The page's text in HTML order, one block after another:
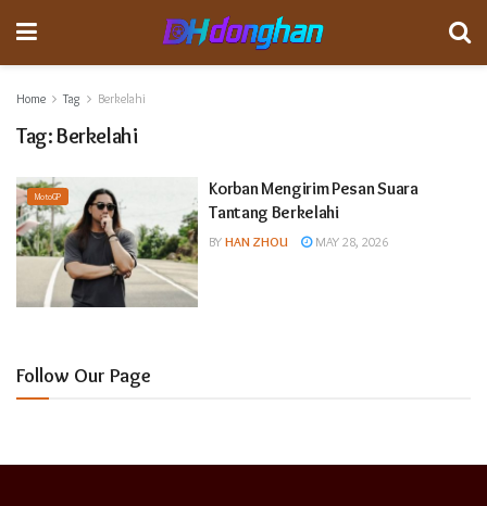
Home Tag Berkelahi
Tag:Berkelahi
MotoGP
Korban Mengirim Pesan Suara
Tantang Berkelahi
BY HAN ZHOU MAY 28, 2026
Follow Our Page